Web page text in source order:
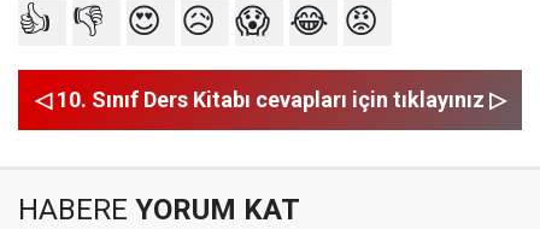
👍 👎 😍 😥 😱 😂 😡
◁ 10. Sınıf Ders Kitabı cevapları için tıklayınız ▷
HABERE YORUM KAT